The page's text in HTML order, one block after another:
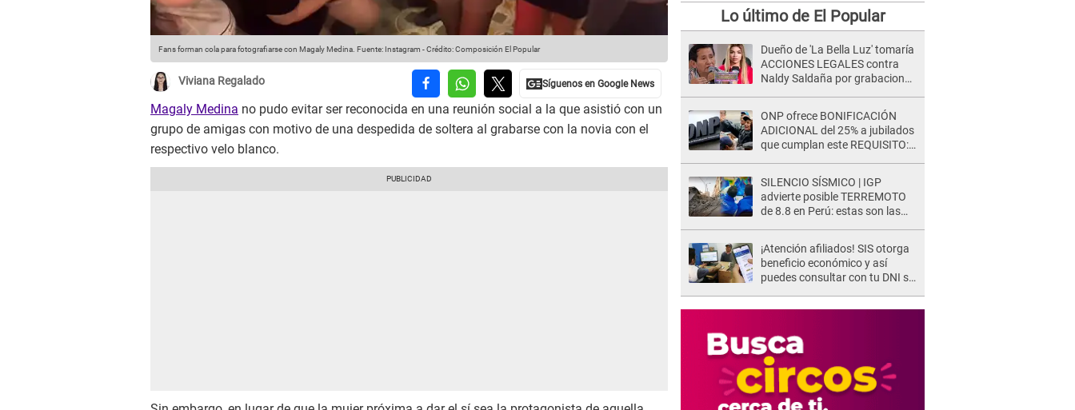
Fans forman cola para fotografiarse con Magaly Medina. Fuente: Instagram -Crédito: Composición El Popular
Viviana Regalado
Magaly Medina no pudo evitar ser reconocida en una reunión social a la que asistió con un
grupo de amigas con motivo de una despedida de soltera al grabarse con la novia con el
respectivo velo blanco.
Lo último de El Popular
Dueño de 'La Bella Luz' tomaría
ACCIONES LEGALES contra
Naldy Saldaña por grabaciones
ONP ofrece BONIFICACIÓN
ADICIONAL del 25% a jubilados
que cumplan este REQUISITO:
SILENCIO SÍSMICO | IGP
advierte posible TERREMOTO
de 8.8 en Perú: estas son las
¡Atención afiliados! SIS otorga
beneficio económico y así
puedes consultar con tu DNI si